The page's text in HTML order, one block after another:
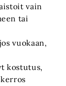
vain
tai
vuokaan,
kostutus,